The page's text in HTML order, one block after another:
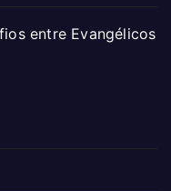
entre Evangélicos